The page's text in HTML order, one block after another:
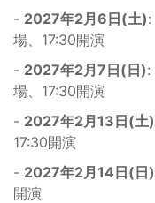
- 2027年2月6日(土)
場、17:30開演
- 2027年2月7日(日):
場、17:30開演
- 2027年2月13日(土)
17:30開演
- 2027年2月14日(日)
開演